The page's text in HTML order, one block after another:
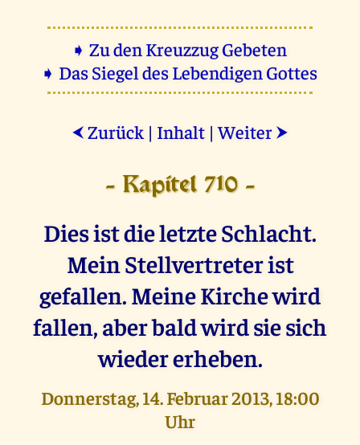
➧ Zu den Kreuzzug Gebeten
➧ Das Siegel des Lebendigen Gottes
⮜ Zurück | Inhalt |Weiter ⮞
- Kapitel 710 -
Dies ist die letzte Schlacht.
Mein Stellvertreter ist
gefallen. Meine Kirche wird
fallen, aber bald wird sie sich
wieder erheben.
Donnerstag, 14. Februar 2013, 18:00
Uhr